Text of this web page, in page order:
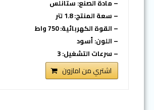
– مادة الصنع: ستانلس
– سعة المنتج: 1.8 لتر
– القوة الكهربائية: 750 واط
– اللون: أسود
– سرعات التشغيل: 3
اشتري من امازون